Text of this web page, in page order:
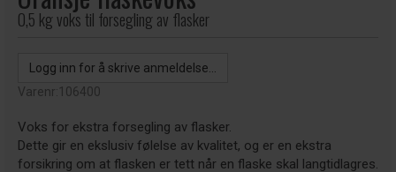
0,5 kg voks til forsegling av flasker
Logg inn for å skrive anmeldelse...
Varenr:106400
Voks for ekstra forsegling av flasker.
Dette gir en ekslusiv følelse av kvalitet, og er en ekstra
forsikring om at flasken er tett når en flaske skal langtidlagres.